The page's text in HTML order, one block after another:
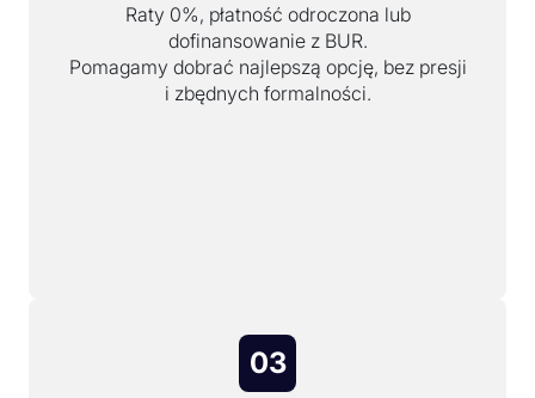
Raty 0%, płatność odroczona lub
dofinansowanie z BUR.
Pomagamy dobrać najlepszą opcję, bez presji
i zbędnych formalności.
03